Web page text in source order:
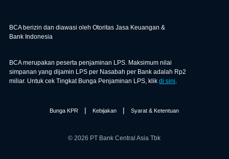
BCA berizin dan diawasi oleh Otoritas Jasa Keuangan &
Bank Indonesia
BCA merupakan peserta penjaminan LPS. Maksimum nilai
simpanan yang dijamin LPS per Nasabah per Bank adalah Rp2
miliar. Untuk cek Tingkat Bunga Penjaminan LPS, klik di sini.
Bunga KPR | Kebijakan | Syarat & Ketentuan
© 2026 PT Bank Central Asia Tbk